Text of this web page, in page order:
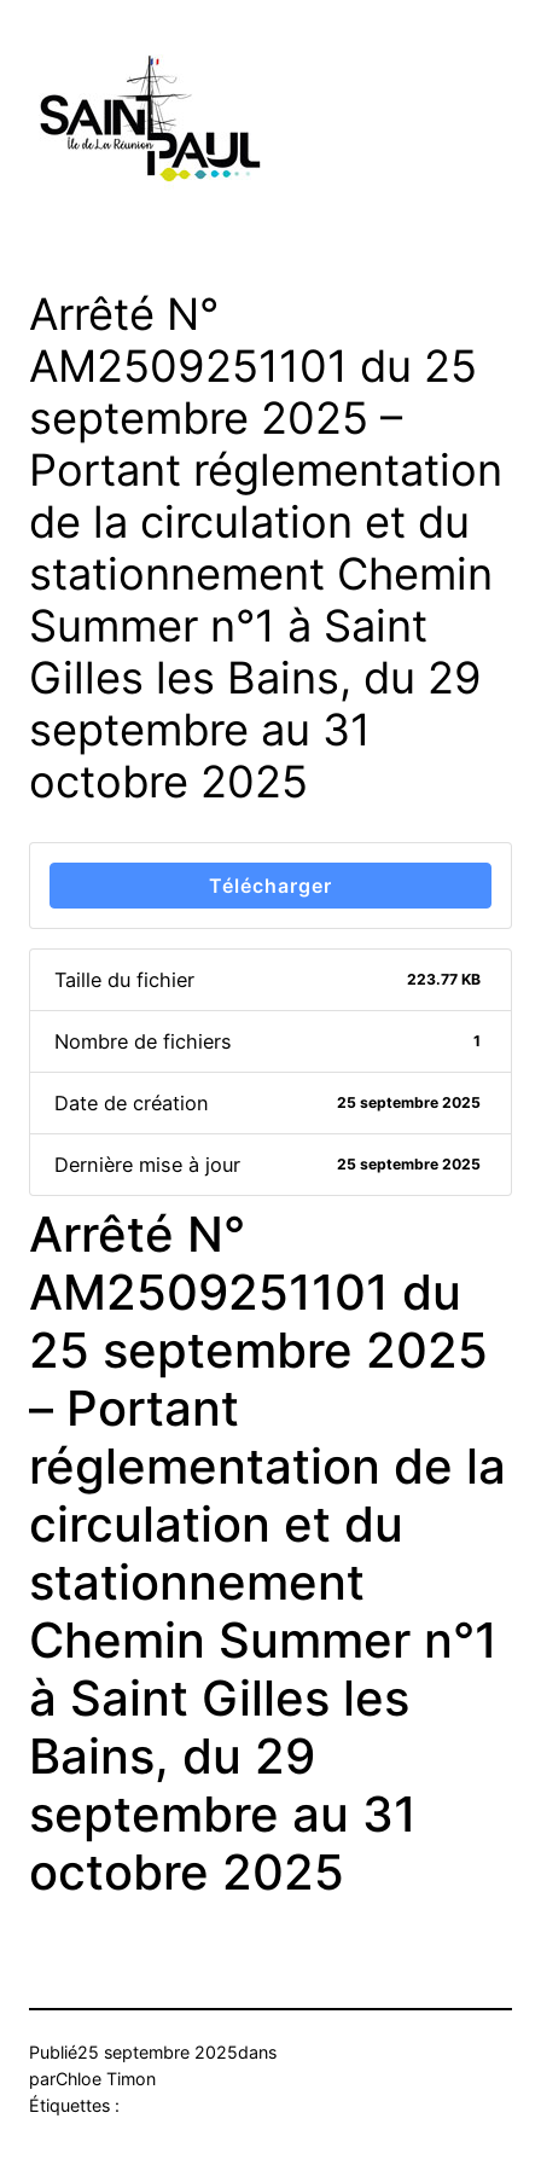
Arrêté N°
AM2509251101 du 25
septembre 2025 –
Portant réglementation
de la circulation et du
stationnement Chemin
Summer n°1 à Saint
Gilles les Bains, du 29
septembre au 31
octobre 2025
Télécharger
Taille du fichier 223.77 KB
Nombre de fichiers 1
Date de création 25 septembre 2025
Dernière mise à jour 25 septembre 2025
Arrêté N°
AM2509251101 du
25 septembre 2025
– Portant
réglementation de la
circulation et du
stationnement
Chemin Summer n°1
à Saint Gilles les
Bains, du 29
septembre au 31
octobre 2025
Publié25 septembre 2025dans
parChloe Timon
Étiquettes :